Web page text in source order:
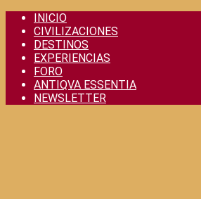
Skip
content
INICIO
CIVILIZACIONES
DESTINOS
EXPERIENCIAS
FORO
ANTIQVA ESSENTIA
NEWSLETTER